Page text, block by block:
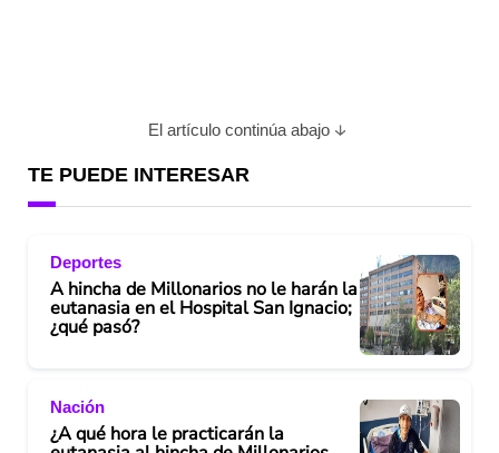
El artículo continúa abajo
TE PUEDE INTERESAR
Deportes
A hincha de Millonarios no le harán la
eutanasia en el Hospital San Ignacio;
¿qué pasó?
Nación
¿A qué hora le practicarán la